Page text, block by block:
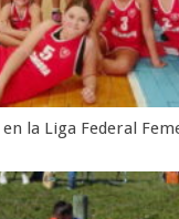
la Liga Federal